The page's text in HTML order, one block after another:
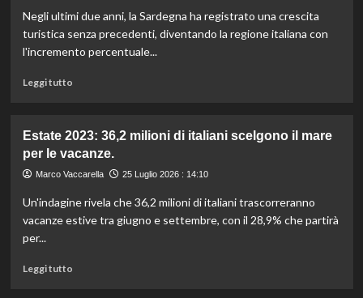
Bordeaux,
Macron
guida
riunione
Negli ultimi due anni, la Sardegna ha registrato una crescita
turistica senza precedenti, diventando la regione italiana con
l'incremento percentuale...
Leggi tuttoLeggi
Sardegna:
Prima
in
nel
2025
Estate 2023: 36,2 milioni di italiani scelgono il mare
per le vacanze.
Marco Vaccarella 25 Luglio 2026 : 14:10
Un'indagine rivela che 36,2 milioni di italiani trascorreranno
vacanze estive tra giugno e settembre, con il 28,9% che partirà
per...
Leggi tuttoLeggi